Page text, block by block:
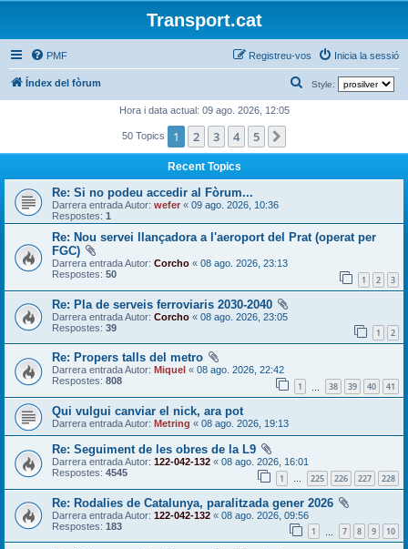
Transport.cat
PMF Inicia la sessió
Registreu-vos
Índex del fòrum Style:
e
Hora i data actual: 09 ago. 2026, 12:05
50 Topics 1 2 3 4 5
Recent Topics
Re: Si no podeu accedir al Fòrum...
Darrera entrada Autor: wefer « 09 ago. 2026, 10:36
Respostes: 1
Re: Nou servei llançadora a l'aeroport del Prat (operat per
FGC)
Darrera entrada Autor: Corcho « 08 ago. 2026, 23:13
Respostes: 50 1 2 3
Re: Pla de serveis ferroviaris 2030-2040
Darrera entrada Autor: Corcho « 08 ago. 2026, 23:05
Respostes: 39 1 2
Re: Propers talls del metro
Darrera entrada Autor: Miquel « 08 ago. 2026, 22:42
Respostes: 808 1 38 39 40 41
Qui vulgui canviar el nick, ara pot
Darrera entrada Autor: Metring « 08 ago. 2026, 19:13
Re: Seguiment de les obres de la L9
Darrera entrada Autor: 122-042-132 « 08 ago. 2026, 16:01
Respostes: 4545 1 … 225 226 227 228
Re: Rodalies de Catalunya, paralitzada gener 2026
Darrera entrada Autor: 122-042-132 « 08 ago. 2026, 09:56
Respostes: 183 1 7 8 9 10